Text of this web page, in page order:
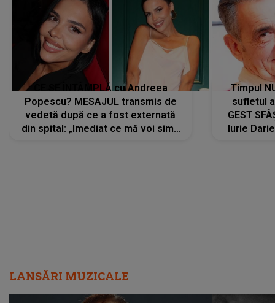
CE SE ÎNTÂMPLĂ cu Andreea
Popescu? MESAJUL transmis de
vedetă după ce a fost externată
din spital: „Imediat ce mă voi simți
Timpul
sufletul
GEST
Iurie
LANSĂRI MUZICALE